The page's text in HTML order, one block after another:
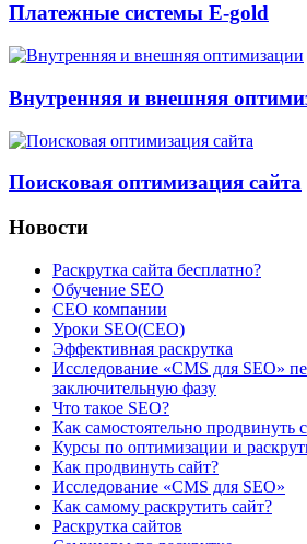
Платежные системы E-gold
Внутренняя и внешняя
Поисковая оптимизация сайта
Новости
Раскрутка сайта бесплатно?
Обучение SEO
CEO компании
Уроки SEO(СЕО)
Эффективная раскрутка
Исследование «CMS для SEO»
заключительную фазу
Что такое SEO?
Как самостоятельно продвинуть
Курсы по оптимизации и
Как продвинуть сайт?
Исследование «CMS для SEO»
Как самому раскрутить сайт?
Раскрутка сайтов